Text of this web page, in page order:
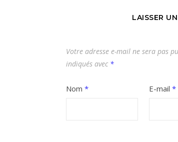
LAISSER
Votre adresse e-mail ne sera pas
indiqués avec *
Nom * E-mail *